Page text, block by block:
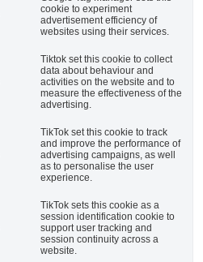
cookie to experiment
advertisement efficiency of
websites using their services.
Tiktok set this cookie to collect
data about behaviour and
activities on the website and to
measure the effectiveness of the
advertising.
TikTok set this cookie to track
and improve the performance of
advertising campaigns, as well
as to personalise the user
experience.
TikTok sets this cookie as a
session identification cookie to
support user tracking and
session continuity across a
website.